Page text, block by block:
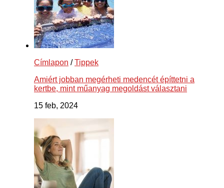
Címlapon /Tippek
Amiért jobban megérheti medencét építtetni a
kertbe, mint műanyag megoldást választani
15 feb, 2024